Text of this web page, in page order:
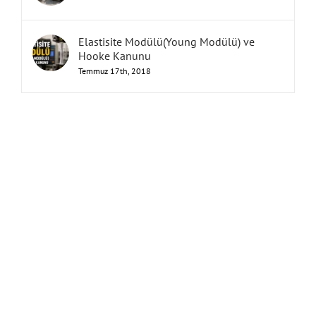
Elastisite Modülü(Young Modülü) ve
Hooke Kanunu
Temmuz 17th, 2018